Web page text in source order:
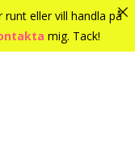
eller vill handla på
mig. Tack!